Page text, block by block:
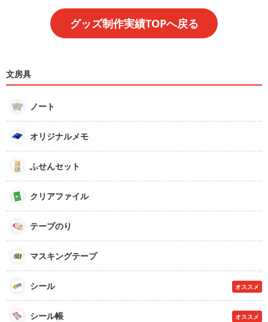
グッズ制作実績TOPへ戻る
文房具
ノート
オリジナルメモ
ふせんセット
クリアファイル
テープのり
マスキングテープ
シール オススメ
シール帳 オススメ